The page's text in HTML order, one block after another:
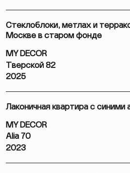
Стеклоблоки, метлах и
Москве в старом фонде
MY DECOR
Тверской 82
2025
Лаконичная квартира с
MY DECOR
Alia 70
2023